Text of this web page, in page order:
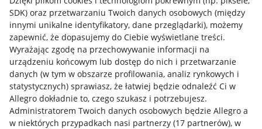
SDK) oraz przetwarzaniu Twoich danych osobowych (między
innymi unikalne identyfikatory, dane przeglądarki), możemy
zapewnić, że dopasujemy do Ciebie wyświetlane treści.
Wyrażając zgodę na przechowywanie informacji na
urządzeniu końcowym lub dostęp do nich i przetwarzanie
danych (w tym w obszarze profilowania, analiz rynkowych i
statystycznych) sprawiasz, że łatwiej będzie odnaleźć Ci w
Allegro dokładnie to, czego szukasz i potrzebujesz.
Administratorem Twoich danych osobowych będzie Allegro a
w niektórych przypadkach nasi partnerzy (17 partnerów), w